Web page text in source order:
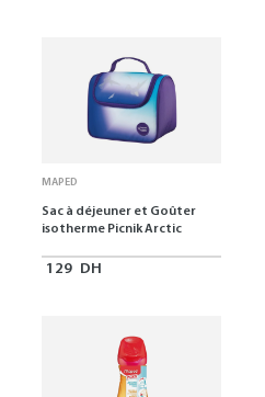
MAPED
Sac à déjeuner et Goûter
isotherme Picnik Arctic
129 DH